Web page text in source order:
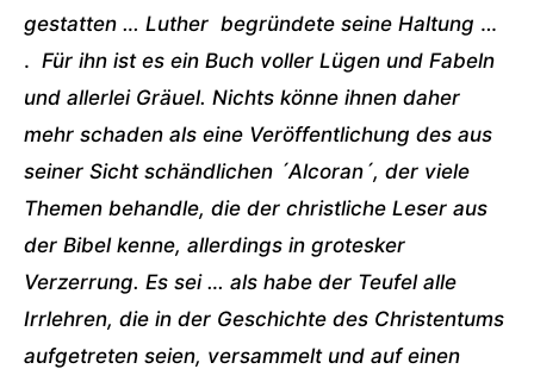
gestatten … Luther begründete seine Haltung …
. Für ihn ist es ein Buch voller Lügen und Fabeln
und allerlei Gräuel. Nichts könne ihnen daher
mehr schaden als eine Veröffentlichung des aus
seiner Sicht schändlichen ´Alcoran´, der viele
Themen behandle, die der christliche Leser aus
der Bibel kenne, allerdings in grotesker
Verzerrung. Es sei … als habe der Teufel alle
Irrlehren, die in der Geschichte des Christentums
aufgetreten seien, versammelt und auf einen